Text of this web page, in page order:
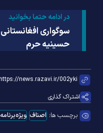
در ادامه حتما بخوانید
سوگواری
حسینیه حرم
اشتراک گذاری
برچسب ها: اصناف